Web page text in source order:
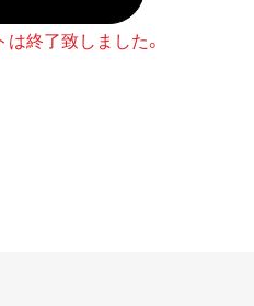
終了致しました。